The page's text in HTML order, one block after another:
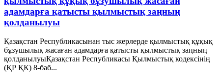
адамдарға қатысты қылмыстық заңның
қолданылуы
Қазақстан Республикасынан тыс жерлерде қылмыстық құқық
бұзушылық жасаған адамдарға қатысты қылмыстық заңның
қолданылуыҚазақстан Республикасы Қылмыстық кодексінің
(ҚР ҚК) 8-баб...